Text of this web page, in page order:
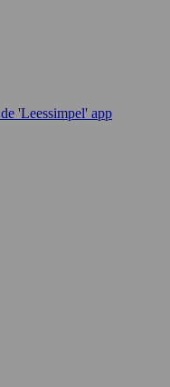
'Leessimpel' app